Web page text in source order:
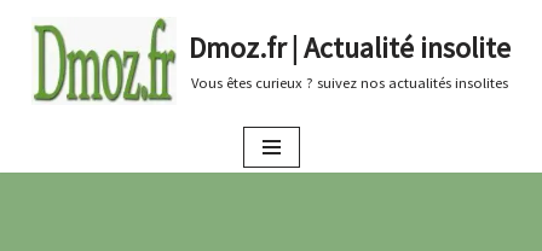
au
Dmoz.fr | Actualité insolite
Vous êtes curieux ? suivez nos actualités insolites